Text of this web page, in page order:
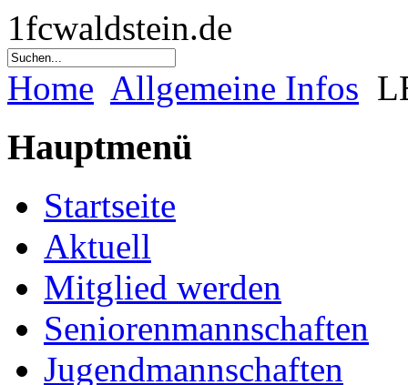
1fcwaldstein.de
Home Allgemeine Infos
Hauptmenü
Startseite
Aktuell
Mitglied werden
Seniorenmannschaften
Jugendmannschaften